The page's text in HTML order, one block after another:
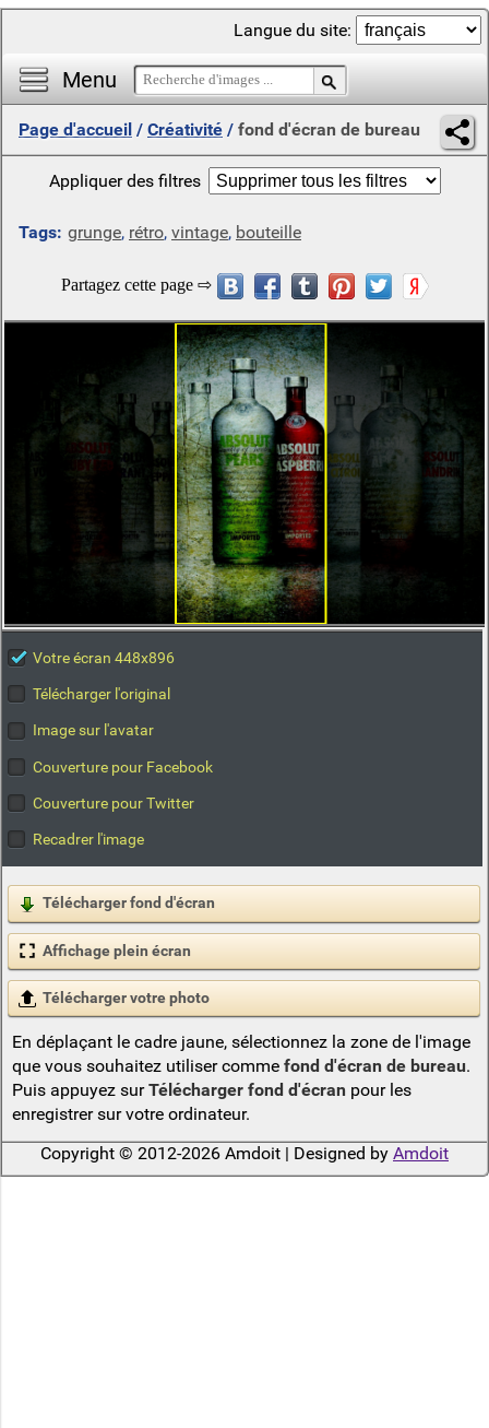
Menu
Langue du site:
Page d'accueil / Créativité / fond d'écran de bureau
Appliquer des filtres
Tags: grunge, rétro, vintage, bouteille
Votre écran 448x896
Télécharger l'original
Image sur l'avatar
Couverture pour Facebook
Couverture pour Twitter
Recadrer l'image
Télécharger fond d'écran
Affichage plein écran
Télécharger votre photo
En déplaçant le cadre jaune, sélectionnez la zone de l'image
que vous souhaitez utiliser comme fond d'écran de bureau.
Puis appuyez surTélécharger fond d'écranpour les
enregistrer sur votre ordinateur.
Copyright © 2012-2026 Amdoit | Designed by Amdoit